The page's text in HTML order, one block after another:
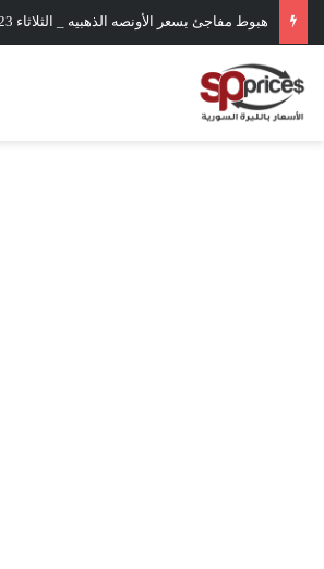
هبوط مفاجئ بسعر الأونصه الذهبيه _ الثلاثاء 1/8/2023